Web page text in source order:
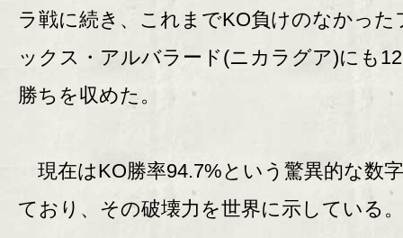
ラ戦に続き、これまでKO負けのなかった
ックス・アルバラード(ニカラグア)にも
勝ちを収めた。
現在はKO勝率94.7%という驚異的な数
ており、その破壊力を世界に示している。